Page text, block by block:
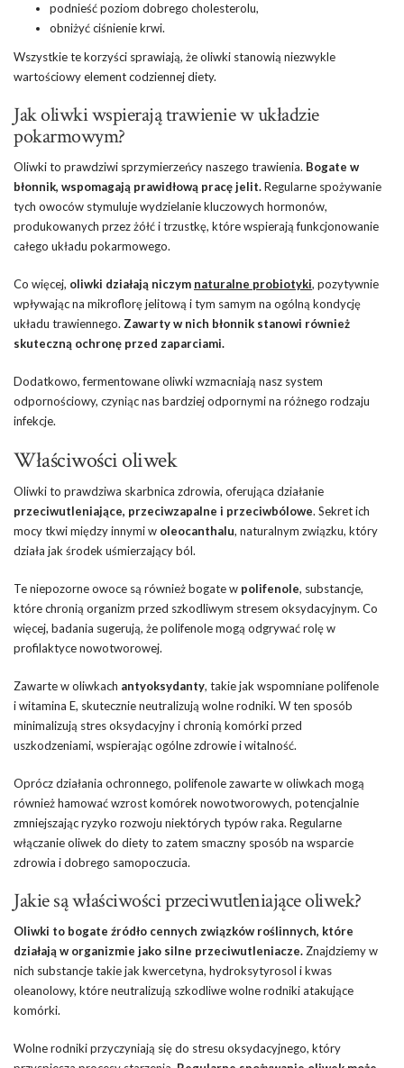
podnieść poziom dobrego cholesterolu,
obniżyć ciśnienie krwi.
Wszystkie te korzyści sprawiają, że oliwki stanowią niezwykle
wartościowy element codziennej diety.
Jak oliwki wspierają trawienie w układzie
pokarmowym?
Oliwki to prawdziwi sprzymierzeńcy naszego trawienia. Bogate w
błonnik, wspomagają prawidłową pracę jelit.Regularne spożywanie
tych owoców stymuluje wydzielanie kluczowych hormonów,
produkowanych przez żółć i trzustkę, które wspierają funkcjonowanie
całego układu pokarmowego.
Co więcej, oliwki działają niczym naturalne probiotyki, pozytywnie
wpływając na mikroflorę jelitową i tym samym na ogólną kondycję
układu trawiennego. Zawarty w nich błonnik stanowi również
skuteczną ochronę przed zaparciami.
Dodatkowo, fermentowane oliwki wzmacniają nasz system
odpornościowy, czyniąc nas bardziej odpornymi na różnego rodzaju
infekcje.
Właściwości oliwek
Oliwki to prawdziwa skarbnica zdrowia, oferująca działanie
przeciwutleniające, przeciwzapalne i przeciwbólowe. Sekret ich
mocy tkwi między innymi w oleocanthalu, naturalnym związku, który
działa jak środek uśmierzający ból.
Te niepozorne owoce są również bogate w polifenole, substancje,
które chronią organizm przed szkodliwym stresem oksydacyjnym. Co
więcej, badania sugerują, że polifenole mogą odgrywać rolę w
profilaktyce nowotworowej.
Zawarte w oliwkach antyoksydanty, takie jak wspomniane polifenole
i witamina E, skutecznie neutralizują wolne rodniki. W ten sposób
minimalizują stres oksydacyjny i chronią komórki przed
uszkodzeniami, wspierając ogólne zdrowie i witalność.
Oprócz działania ochronnego, polifenole zawarte w oliwkach mogą
również hamować wzrost komórek nowotworowych, potencjalnie
zmniejszając ryzyko rozwoju niektórych typów raka. Regularne
włączanie oliwek do diety to zatem smaczny sposób na wsparcie
zdrowia i dobrego samopoczucia.
Jakie są właściwości przeciwutleniające oliwek?
Oliwki to bogate źródło cennych związków roślinnych, które
działają w organizmie jako silne przeciwutleniacze. Znajdziemy w
nich substancje takie jak kwercetyna, hydroksytyrosol i kwas
oleanolowy, które neutralizują szkodliwe wolne rodniki atakujące
komórki.
Wolne rodniki przyczyniają się do stresu oksydacyjnego, który